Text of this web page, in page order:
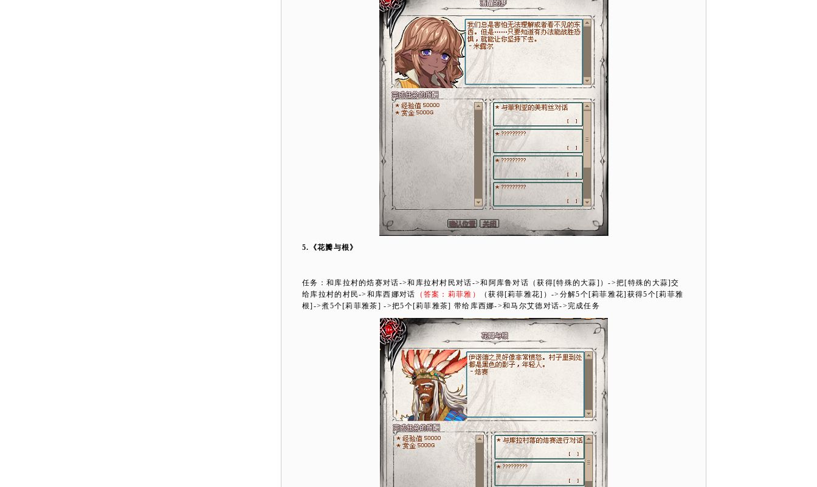
5. 《花瓣与根》
任务：和库拉村的焅赛对话->和库拉村村民对话->和阿库鲁对话（获得[特殊的大蒜] ）->把[特殊的大蒜]交
给库拉村的村民-> 和库西娜对话 （答案：莉菲雅） （获得[莉菲雅花] ） -> 分解5个[莉菲雅花] 获得5个[莉菲雅
根] ->煮5个[莉菲雅茶] ->把5个[莉菲雅茶] 带给库西娜->和马尔艾德对话->完成任务